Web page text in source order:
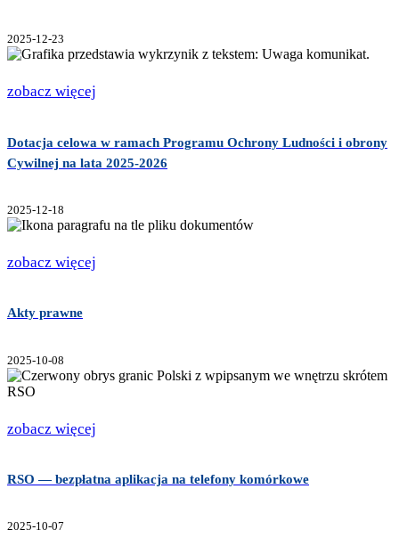
2025-12-23
zobacz więcej
Dotacja celowa w ramach Programu Ochrony Ludności i obrony
Cywilnej na lata 2025-2026
2025-12-18
zobacz więcej
Akty prawne
2025-10-08
zobacz więcej
RSO — bezpłatna aplikacja na telefony komórkowe
2025-10-07